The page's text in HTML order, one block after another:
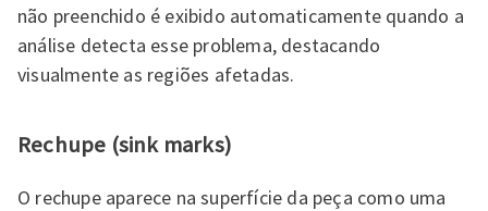
não preenchido é exibido automaticamente quando a
análise detecta esse problema, destacando
visualmente as regiões afetadas.
Rechupe (sink marks)
O rechupe aparece na superfície da peça como uma